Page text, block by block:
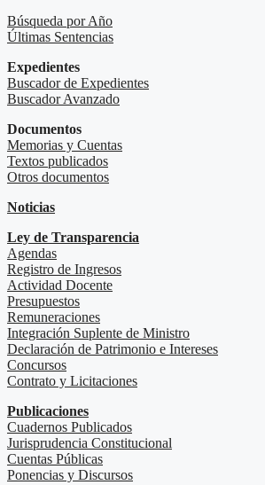
Búsqueda por Año
Últimas Sentencias
Expedientes
Buscador de Expedientes
Buscador Avanzado
Documentos
Memorias y Cuentas
Textos publicados
Otros documentos
Noticias
Ley de Transparencia
Agendas
Registro de Ingresos
Actividad Docente
Presupuestos
Remuneraciones
Integración Suplente de Ministro
Declaración de Patrimonio e Intereses
Concursos
Contrato y Licitaciones
Publicaciones
Cuadernos Publicados
Jurisprudencia Constitucional
Cuentas Públicas
Ponencias y Discursos